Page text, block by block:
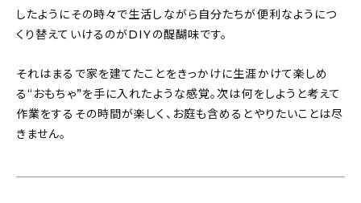
したようにその時々で生活しながら自分たちが便利なようにつ
くり替えていけるのがDIYの醍醐味です。
それはまるで家を建てたことをきっかけに生涯かけて楽しめ
る“おもちゃ”を手に入れたような感覚。次は何をしようと考えて
作業をするその時間が楽しく、お庭も含めるとやりたいことは尽
きません。